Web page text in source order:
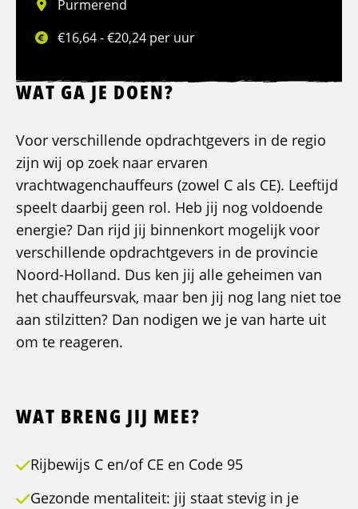
Purmerend
€16,64 - €20,24 per uur
WAT GA JE DOEN?
Voor verschillende opdrachtgevers in de regio
zijn wij op zoek naar ervaren
vrachtwagenchauffeurs (zowel C als CE). Leeftijd
speelt daarbij geen rol. Heb jij nog voldoende
energie? Dan rijd jij binnenkort mogelijk voor
verschillende opdrachtgevers in de provincie
Noord-Holland. Dus ken jij alle geheimen van
het chauffeursvak, maar ben jij nog lang niet toe
aan stilzitten? Dan nodigen we je van harte uit
om te reageren.
WAT BRENG JIJ MEE?
Rijbewijs C en/of CE en Code 95
Gezonde mentaliteit: jij staat stevig in je